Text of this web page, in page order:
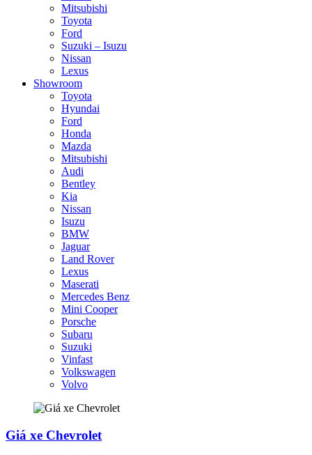
Mitsubishi
Toyota
Ford
Suzuki – Isuzu
Nissan
Lexus
Showroom
Toyota
Hyundai
Ford
Honda
Mazda
Mitsubishi
Audi
Bentley
Kia
Nissan
Isuzu
BMW
Jaguar
Land Rover
Lexus
Maserati
Mercedes Benz
Mini Cooper
Porsche
Subaru
Suzuki
Vinfast
Volkswagen
Volvo
Giá xe Chevrolet